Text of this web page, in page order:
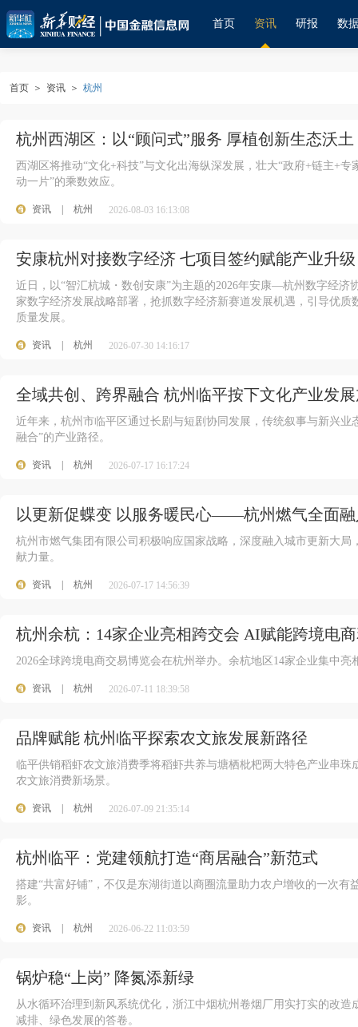
首页 资讯 研报 数
首页 ＞ 资讯 ＞ 杭州
杭州西湖区：以“顾问式”服务 厚植创新生态沃土
西湖区将推动“文化+科技”与文化出海纵深发展，壮大“政府+链主+
动一片”的乘数效应。
资讯 杭州 2026-08-03 16:13:08
安康杭州对接数字经济 七项目签约赋能产业升级
近日，以“智汇杭城・数创安康”为主题的2026年安康—杭州数字经
家数字经济发展战略部署，抢抓数字经济新赛道发展机遇，引导优
质量发展。
资讯 杭州 2026-07-30 14:16:17
全域共创、跨界融合 杭州临平按下文化产业发
近年来，杭州市临平区通过长剧与短剧协同发展，传统叙事与新兴
融合”的产业路径。
资讯 杭州 2026-07-17 16:17:24
以更新促蝶变 以服务暖民心——杭州燃气全面
杭州市燃气集团有限公司积极响应国家战略，深度融入城市更新大
献力量。
资讯 杭州 2026-07-17 14:56:39
杭州余杭：14家企业亮相跨交会 AI赋能跨境电
2026全球跨境电商交易博览会在杭州举办。余杭地区14家企业集中
资讯 杭州 2026-07-11 18:39:58
品牌赋能 杭州临平探索农文旅发展新路径
临平供销稻虾农文旅消费季将稻虾共养与塘栖枇杷两大特色产业串
农文旅消费新场景。
资讯 杭州 2026-07-09 21:35:14
杭州临平：党建领航打造“商居融合”新范式
搭建“共富好铺”，不仅是东湖街道以商圈流量助力农户增收的一次
影。
资讯 杭州 2026-06-22 11:03:59
锅炉稳“上岗” 降氮添新绿
从水循环治理到新风系统优化，浙江中烟杭州卷烟厂用实打实的改
减排、绿色发展的答卷。